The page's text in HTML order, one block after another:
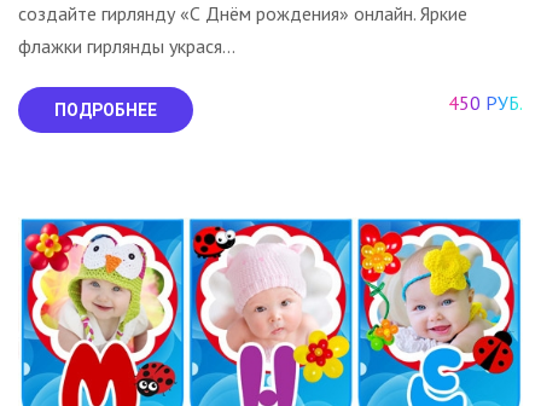
создайте гирлянду «С Днём рождения» онлайн. Яркие
флажки гирлянды украся...
ПОДРОБНЕЕ 450 РУБ.